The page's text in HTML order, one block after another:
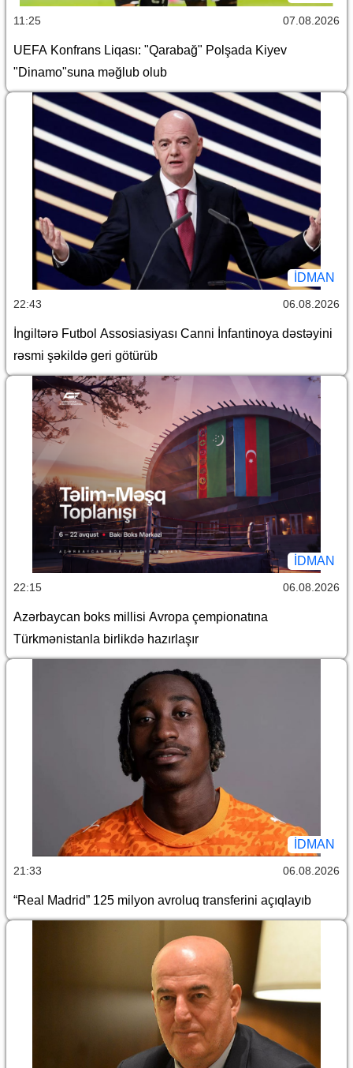
11:25 07.08.2026
UEFA Konfrans Liqası: "Qarabağ" Polşada Kiyev
"Dinamo"suna məğlub olub
İDMAN
22:43 06.08.2026
İngiltərə Futbol Assosiasiyası Canni İnfantinoya dəstəyini
rəsmi şəkildə geri götürüb
İDMAN
22:15 06.08.2026
Azərbaycan boks millisi Avropa çempionatına
Türkmənistanla birlikdə hazırlaşır
İDMAN
21:33 06.08.2026
“Real Madrid” 125 milyon avroluq transferini açıqlayıb